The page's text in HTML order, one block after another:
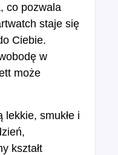
co pozwala
staje się
Ciebie.
w
może
smukłe i
kształt